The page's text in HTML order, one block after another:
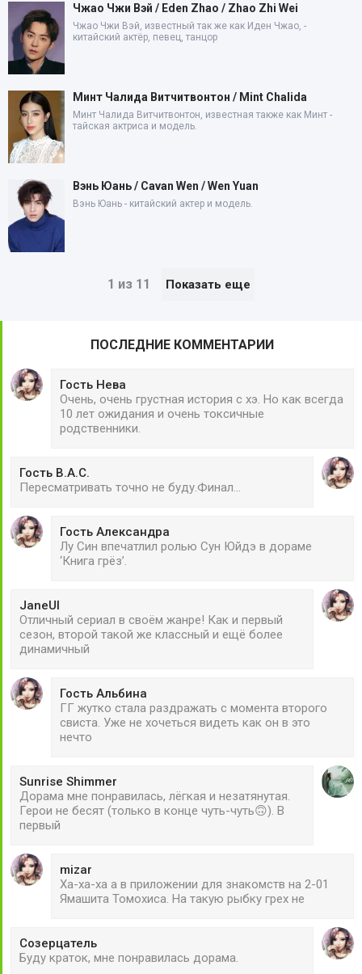
Чжао Чжи Вэй / Eden Zhao / Zhao Zhi Wei
Чжао Чжи Вэй, известный так же как Иден Чжао, -
китайский актёр, певец, танцор
Минт Чалида Витчитвонтон / Mint Chalida
Минт Чалида Витчитвонтон, известная также как Минт -
тайская актриса и модель.
Вэнь Юань / Cavan Wen / Wen Yuan
Вэнь Юань - китайский актер и модель.
1 из 11 Показать еще
ПОСЛЕДНИЕ КОММЕНТАРИИ
Гость Нева
Очень, очень грустная история с хэ. Но как всегда
10 лет ожидания и очень токсичные
родственники.
Гость В.А.С.
Пересматривать точно не буду.Финал...
Гость Александра
Лу Син впечатлил ролью Сун Юйдэ в дораме
‘Книга грёз’.
JaneUl
Отличный сериал в своём жанре! Как и первый
сезон, второй такой же классный и ещё более
динамичный
Гость Альбина
ГГ жутко стала раздражать с момента второго
свиста. Уже не хочеться видеть как он в это
нечто
Sunrise Shimmer
Дорама мне понравилась, лёгкая и незатянутая.
Герои не бесят (только в конце чуть-чуть🙃). В
первый
mizar
Ха-ха-ха а в приложении для знакомств на 2-01
Ямашита Томохиса. На такую рыбку грех не
Созерцатель
Буду краток, мне понравилась дорама.